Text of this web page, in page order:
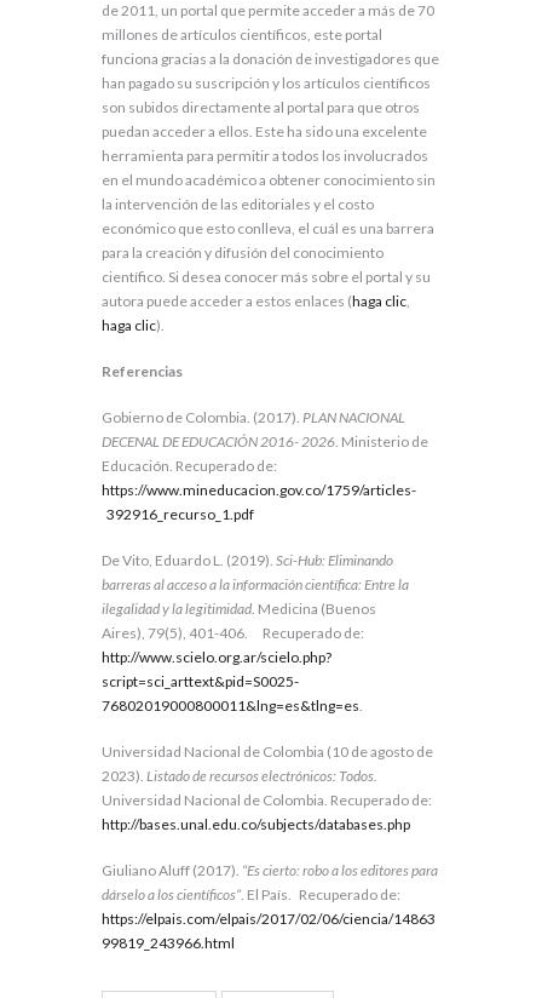
de 2011, un portal que permite acceder a más de 70
millones de artículos científicos, este portal
funciona gracias a la donación de investigadores que
han pagado su suscripción y los artículos científicos
son subidos directamente al portal para que otros
puedan acceder a ellos. Este ha sido una excelente
herramienta para permitir a todos los involucrados
en el mundo académico a obtener conocimiento sin
la intervención de las editoriales y el costo
económico que esto conlleva, el cuál es una barrera
para la creación y difusión del conocimiento
científico. Si desea conocer más sobre el portal y su
autora puede acceder a estos enlaces (haga clic,
haga clic).
Referencias
Gobierno de Colombia. (2017). PLAN NACIONAL
DECENAL DE EDUCACIÓN 2016- 2026. Ministerio de
Educación. Recuperado de:
https://www.mineducacion.gov.co/1759/articles-
392916_recurso_1.pdf
De Vito, Eduardo L. (2019). Sci-Hub: Eliminando
barreras al acceso a la información científica: Entre la
ilegalidad y la legitimidad. Medicina (Buenos
Aires), 79(5), 401-406. Recuperado de:
http://www.scielo.org.ar/scielo.php?
script=sci_arttext&pid=S0025-
76802019000800011&lng=es&tlng=es.
Universidad Nacional de Colombia (10 de agosto de
2023). Listado de recursos electrónicos: Todos.
Universidad Nacional de Colombia. Recuperado de:
http://bases.unal.edu.co/subjects/databases.php
Giuliano Aluff (2017). “Es cierto: robo a los editores para
dárselo a los científicos”. El País. Recuperado de:
https://elpais.com/elpais/2017/02/06/ciencia/14863
99819_243966.html